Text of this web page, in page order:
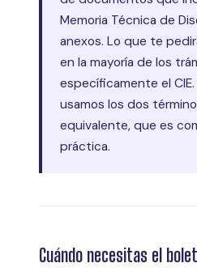
Memoria Técnica de
anexos. Lo que te
en la mayoría de los
específicamente el
usamos los dos
equivalente, que es
práctica.
Cuándo necesitas el